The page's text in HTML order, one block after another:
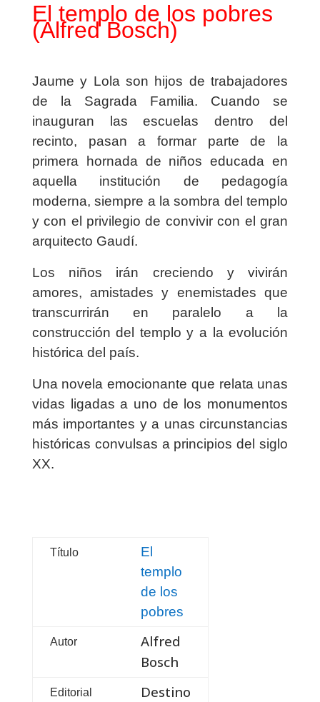
El templo de los pobres
(Alfred Bosch)
Jaume y Lola son hijos de trabajadores
de la Sagrada Familia. Cuando se
inauguran las escuelas dentro del
recinto, pasan a formar parte de la
primera hornada de niños educada en
aquella institución de pedagogía
moderna, siempre a la sombra del templo
y con el privilegio de convivir con el gran
arquitecto Gaudí.
Los niños irán creciendo y vivirán
amores, amistades y enemistades que
transcurrirán en paralelo a la
construcción del templo y a la evolución
histórica del país.
Una novela emocionante que relata unas
vidas ligadas a uno de los monumentos
más importantes y a unas circunstancias
históricas convulsas a principios del siglo
XX.
Título
El
templo
de los
pobres
Autor
Alfred
Bosch
Editorial Destino